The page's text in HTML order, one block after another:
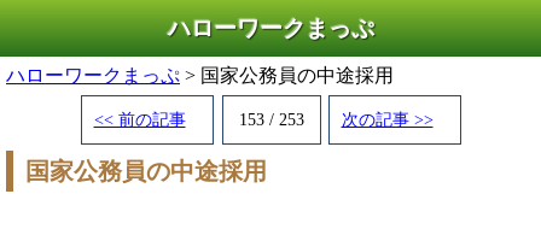
ハローワークまっぷ
ハローワークまっぷ > 国家公務員の中途採用
<< 前の記事 153 / 253 次の記事 >>
国家公務員の中途採用